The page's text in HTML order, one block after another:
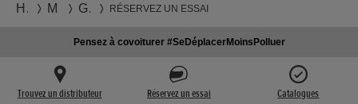
Honda Motos Gamme RÉSERVEZ UN ESSAI
Pensez à covoiturer #SeDéplacerMoinsPolluer
Trouvez un distributeur Réservez un essai Catalogues